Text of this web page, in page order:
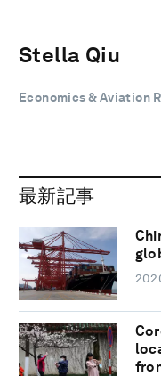
Stella Qiu
Economics & Aviation
最新記事